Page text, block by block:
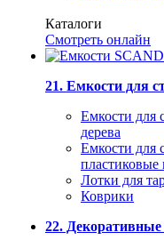
Каталоги
Смотреть онлайн
21. Емкости для
Емкости для
дерева
Емкости для
Лотки для
Коврики
22.